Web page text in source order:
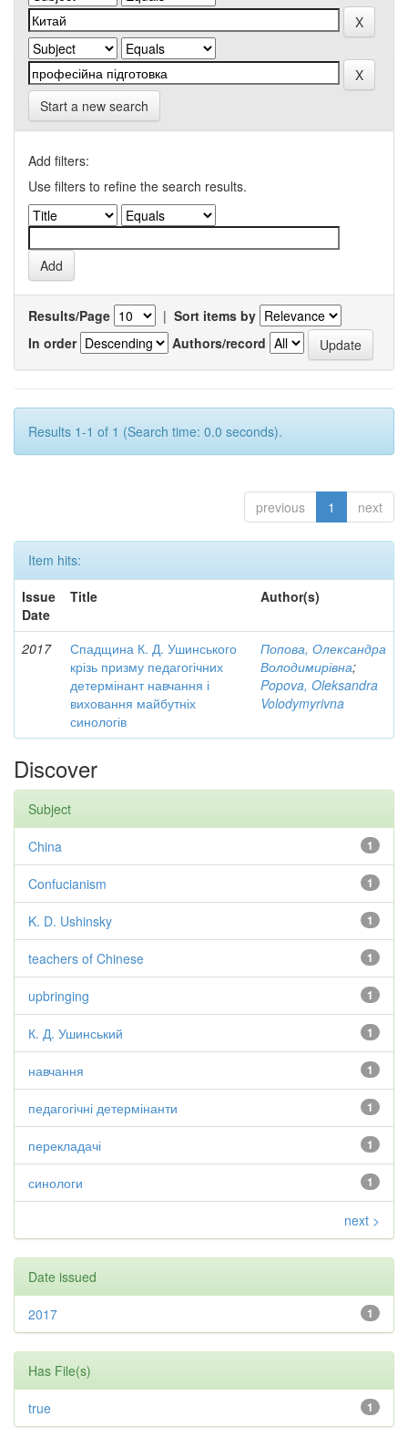
Start a new search
Add filters:
Use filters to refine the search results.
Results/Page | Sort items by
In order
Authors/record
Results 1-1 of 1 (Search time: 0.0 seconds).
previous 1 next
Item hits:
Issue
Date
Title Author(s)
2017
Спадщина К. Д. Ушинського
крізь призму педагогічних
детермінант навчання і
виховання майбутніх
синологів
Попова, Олександра
Володимирівна;
Popova, Oleksandra
Volodymyrivna
Discover
Subject
1
China
1
Confucianism
1
K. D. Ushinsky
1
teachers of Chinese
1
upbringing
1
К. Д. Ушинський
1
навчання
1
педагогічні детермінанти
1
перекладачі
1
синологи
next >
Date issued
1
2017
Has File(s)
1
true